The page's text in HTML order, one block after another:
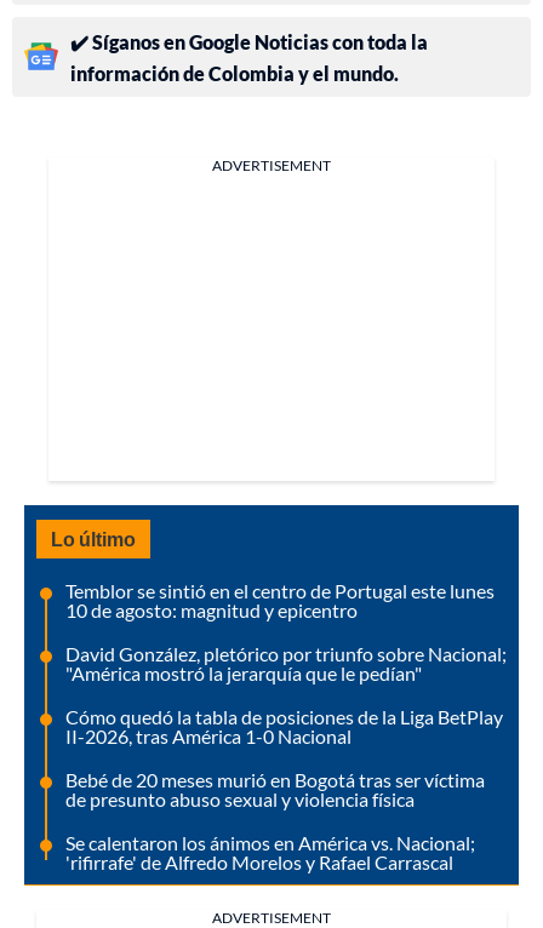
✔️ Síganos en Google Noticias con toda la
información de Colombia y el mundo.
ADVERTISEMENT
Lo último
Temblor se sintió en el centro de Portugal este lunes
10 de agosto: magnitud y epicentro
David González, pletórico por triunfo sobre Nacional;
"América mostró la jerarquía que le pedían"
Cómo quedó la tabla de posiciones de la Liga BetPlay
II-2026, tras América 1-0 Nacional
Bebé de 20 meses murió en Bogotá tras ser víctima
de presunto abuso sexual y violencia física
Se calentaron los ánimos en América vs. Nacional;
'rifirrafe' de Alfredo Morelos y Rafael Carrascal
ADVERTISEMENT